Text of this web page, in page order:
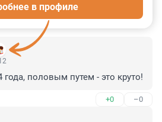
16
в профиле
года, половым путем - это круто!
+0 –0